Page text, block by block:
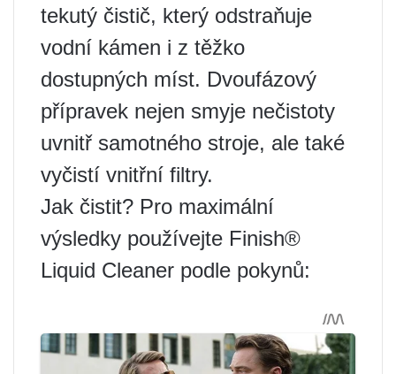
tekutý čistič, který odstraňuje
vodní kámen i z těžko
dostupných míst. Dvoufázový
přípravek nejen smyje nečistoty
uvnitř samotného stroje, ale také
vyčistí vnitřní filtry.
Jak čistit? Pro maximální
výsledky používejte Finish®
Liquid Cleaner podle pokynů: